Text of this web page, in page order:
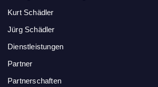
Kurt Schädler
Jürg Schädler
Dienstleistungen
Partner
Partnerschaften